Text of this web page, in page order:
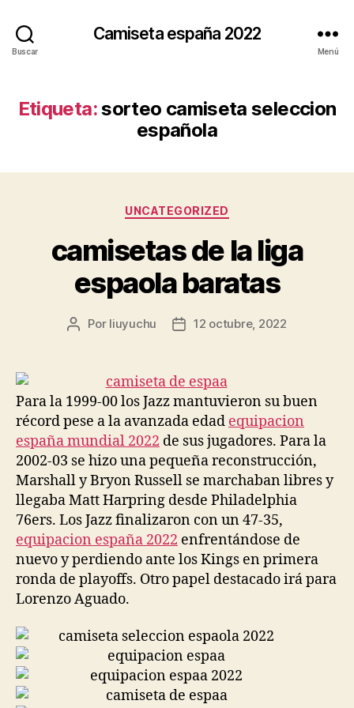
Buscar
Camiseta españa 2022
Menú
Etiqueta:sorteo camiseta seleccion
española
Categorías
UNCATEGORIZED
camisetas de la liga
espaola baratas
Autor
entrada
Por liuyuchu
Fecha
entrada
12 octubre, 2022
Para la 1999-00 los Jazz mantuvieron su buen
récord pese a la avanzada edad equipacion
españa mundial 2022 de sus jugadores. Para la
2002-03 se hizo una pequeña reconstrucción,
Marshall y Bryon Russell se marchaban libres y
llegaba Matt Harpring desde Philadelphia
76ers. Los Jazz finalizaron con un 47-35,
equipacion españa 2022 enfrentándose de
nuevo y perdiendo ante los Kings en primera
ronda de playoffs. Otro papel destacado irá para
Lorenzo Aguado.